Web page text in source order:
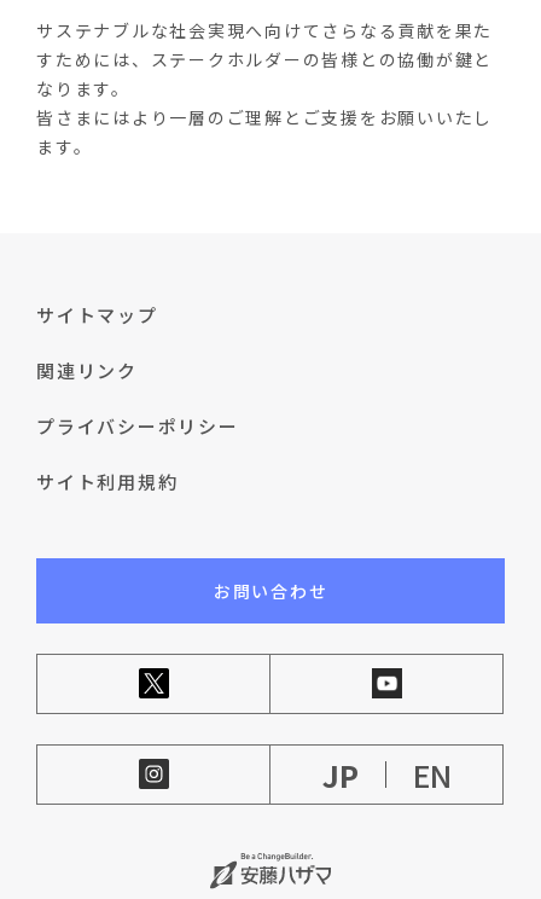
サステナブルな社会実現へ向けてさらなる貢献を果た
すためには、ステークホルダーの皆様との協働が鍵と
なります。
皆さまにはより一層のご理解とご支援をお願いいたし
ます。
サイトマップ
関連リンク
プライバシーポリシー
サイト利用規約
お問い合わせ
JP EN